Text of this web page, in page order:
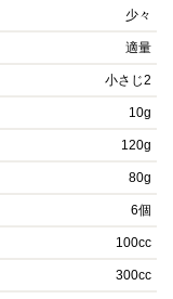
少々
適量
小さじ2
10g
120g
80g
6個
100cc
300cc